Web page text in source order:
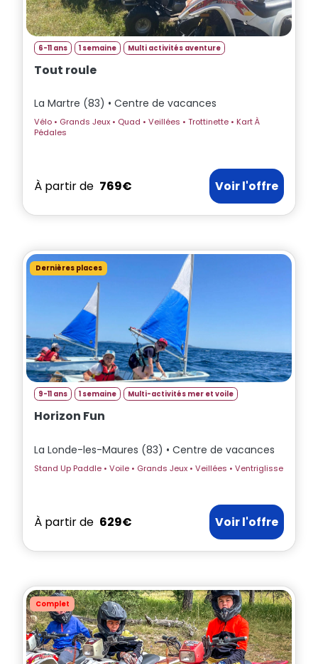
6-11 ans 1 semaine Multi activités aventure
Tout roule
La Martre (83) • Centre de vacances
Vélo • Grands Jeux • Quad • Veillées • Trottinette • Kart À
Pédales
À partir de 769€ Voir l'offre
Dernières places
9-11 ans 1 semaine Multi-activités mer et voile
Horizon Fun
La Londe-les-Maures (83) • Centre de vacances
Stand Up Paddle • Voile • Grands Jeux • Veillées • Ventriglisse
À partir de 629€ Voir l'offre
Complet